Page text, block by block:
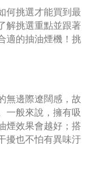
何挑選才能買到最
解挑選重點並跟著
適的抽油煙機！挑
無邊際遼闊感，故
一般來說，擁有吸
煙效果會越好；搭
擾也不怕有異味汙